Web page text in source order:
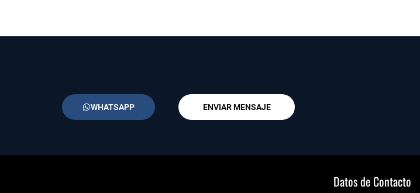
WHATSAPP ENVIAR MENSAJE
Datos de Contacto